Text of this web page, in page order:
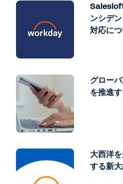
ンシデ
対応に
グロー
を推進
大西洋
する新